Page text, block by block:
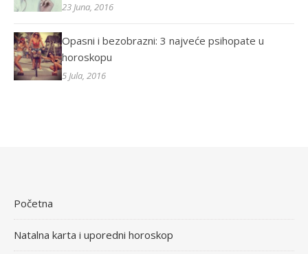
23 Juna, 2016
Opasni i bezobrazni: 3 najveće psihopate u
horoskopu
5 Jula, 2016
Početna
Natalna karta i uporedni horoskop